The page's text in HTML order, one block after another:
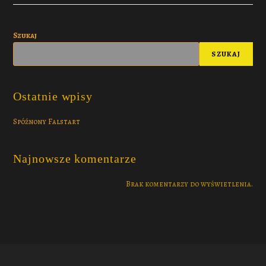
Szukaj
SZUKAJ
Ostatnie wpisy
Spóźnony Falstart
Najnowsze komentarze
Brak komentarzy do wyświetlenia.